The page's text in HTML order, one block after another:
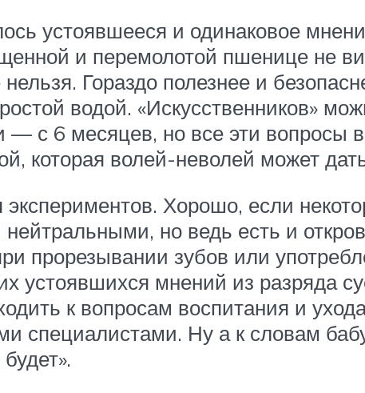
устоявшееся и одинаковое
и перемолотой пшенице не
Гораздо полезнее и
водой. «Искусственников»
с 6 месяцев, но все эти вопросы
которая волей-неволей может
Хорошо, если
но ведь есть и
прорезывании зубов или
устоявшихся мнений из разряда
к вопросам воспитания и
специалистами. Ну а к словам